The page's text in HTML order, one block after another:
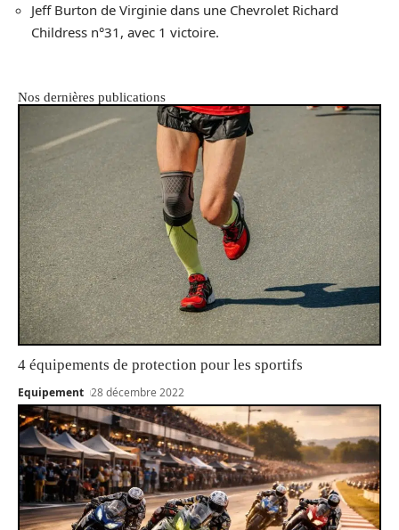
Jeff Burton de Virginie dans une Chevrolet Richard
Childress n°31, avec 1 victoire.
Nos dernières publications
4 équipements de protection pour les sportifs
Equipement 28 décembre 2022